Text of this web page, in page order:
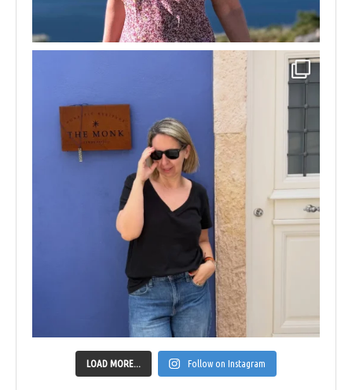
LOAD MORE... Follow on Instagram